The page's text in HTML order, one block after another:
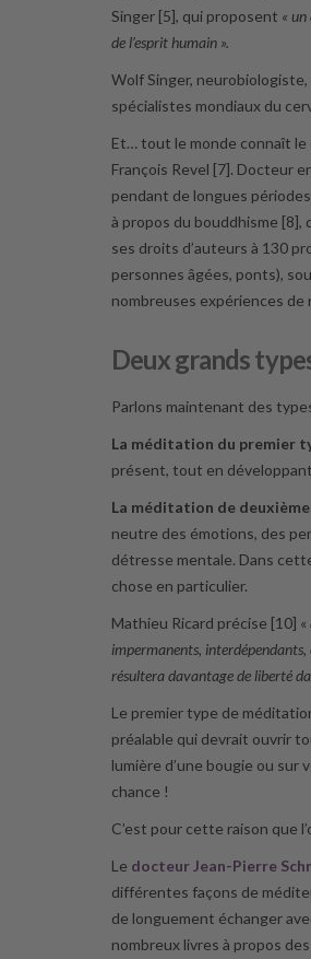
Singer [5], qui proposent «
de l’esprit humain ».
Wolf Singer,
spécialistes mondiaux du
Et… tout le monde connaît le
François Revel [7]. Docteur
pendant de longues
à propos du bouddhisme [8],
ses droits d’auteurs à 130
personnes âgées, ponts),
nombreuses expériences de
Deux grands
Parlons maintenant des
La méditation du premier
présent, tout en développant
La méditation de
neutre des émotions, des
détresse mentale. Dans
chose en particulier.
Mathieu Ricard précise [10] «
impermanents, interdépendants,
résultera davantage de liberté
Le premier type de
préalable qui devrait ouvrir
lumière d’une bougie ou
chance !
C’est pour cette raison que
Le docteur Jean-Pierre
différentes façons de
de longuement échanger
nombreux livres à propos